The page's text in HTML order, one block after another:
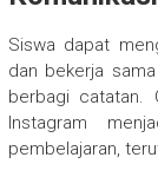
Siswa dapat
dan bekerja
berbagi catatan.
Instagram
pembelajaran,